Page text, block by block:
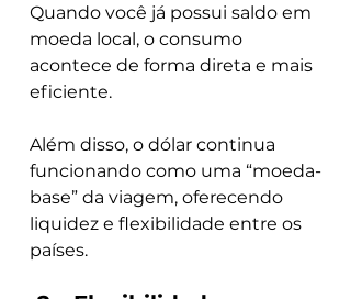
Quando você já possui saldo em
moeda local, o consumo
acontece de forma direta e mais
eficiente.
Além disso, o dólar continua
funcionando como uma “moeda-
base” da viagem, oferecendo
liquidez e flexibilidade entre os
países.